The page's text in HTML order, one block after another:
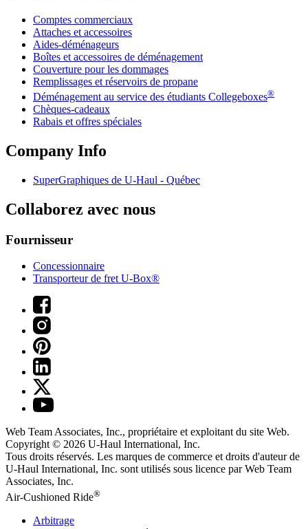
Comptes commerciaux
Attaches et accessoires
Aides-déménageurs
Boîtes et accessoires de déménagement
Couverture pour les dommages
Remplissages et réservoirs de propane
Déménagement au service des étudiants Collegeboxes®
Chèques-cadeaux
Rabais et offres spéciales
Company Info
SuperGraphiques de U-Haul - Québec
Collaborez avec nous
Fournisseur
Concessionnaire
Transporteur de fret U-Box®
Web Team Associates, Inc., propriétaire et exploitant du site Web.
Copyright © 2026 U-Haul International, Inc.
Tous droits réservés. Les marques de commerce et droits d'auteur de
U-Haul International, Inc. sont utilisés sous licence par Web Team
Associates, Inc.
Air-Cushioned Ride®
Arbitrage